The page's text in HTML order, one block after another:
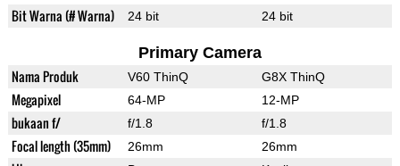
Bit Warna (# Warna) 24 bit 24 bit
Primary Camera
Nama Produk V60 ThinQ G8X ThinQ
Megapixel 64-MP 12-MP
bukaan f/ f/1.8 f/1.8
Focal length (35mm) 26mm 26mm